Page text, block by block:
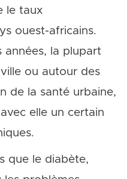
le taux
ouest-africains.
années, la plupart
ou autour des
de la santé urbaine,
elle un certain
que le diabète,